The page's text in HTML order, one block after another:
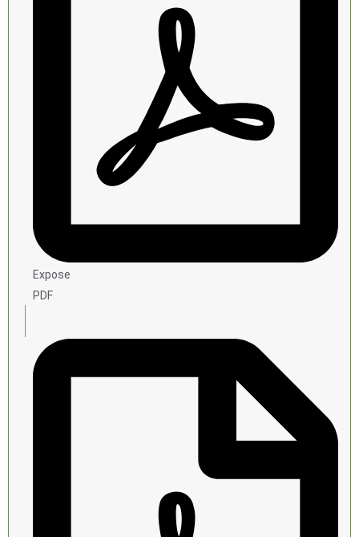
Expose
PDF